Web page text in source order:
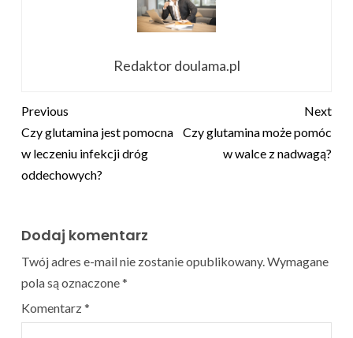
Redaktor doulama.pl
Previous
Czy glutamina jest pomocna
w leczeniu infekcji dróg
oddechowych?
Next
Czy glutamina może pomóc
w walce z nadwagą?
Dodaj komentarz
Twój adres e-mail nie zostanie opublikowany. Wymagane
pola są oznaczone*
Komentarz*